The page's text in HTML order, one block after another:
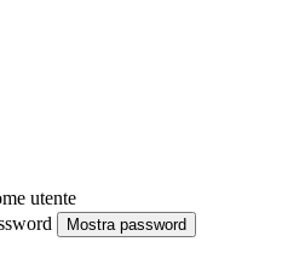
utente
Mostra password